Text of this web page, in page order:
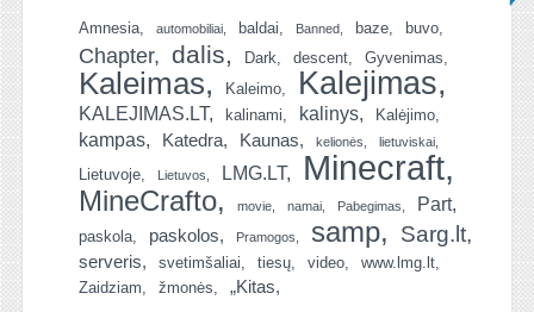
Amnesia automobiliai baldai Banned baze buvo
Chapter dalis Dark descent Gyvenimas
Kaleimas Kaleimo Kalejimas
KALEJIMAS.LT kalinami kalinys Kalėjimo
kampas Katedra Kaunas kelionės lietuviskai
Lietuvoje Lietuvos LMG.LT Minecraft
MineCrafto movie namai Pabegimas Part
paskola paskolos Pramogos samp Sarg.lt
serveris svetimšaliai tiesų video
www.lmg.lt
Zaidziam
žmonės „Kitas